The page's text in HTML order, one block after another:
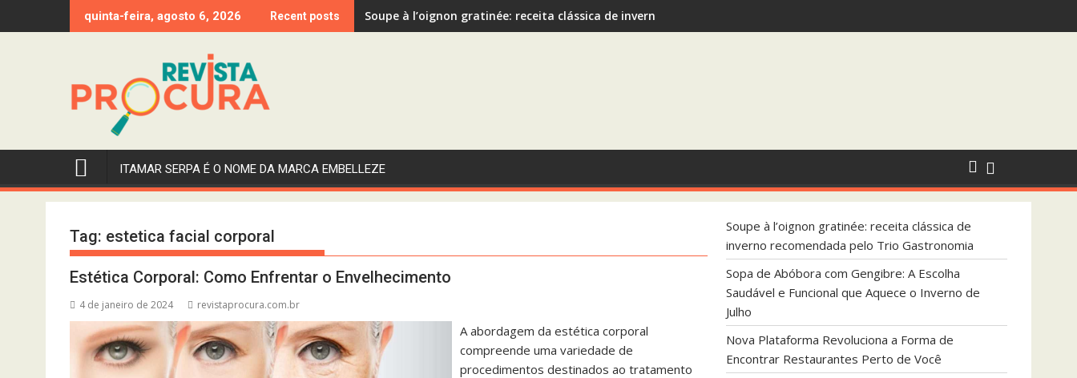
to
quinta-feira, agosto 6, 2026 Recent posts Soupe à l’oignon gratinée: receita clássica de inverno recomendada pelo Trio Gastronomia
Sopa de Abóbora com Gengibre: A Escolha Saudável e Funcional que Aquece o Inverno de Julho
ITAMAR SERPA É O NOME DA MARCA EMBELLEZE
Tag: estetica facial corporal
Estética Corporal: Como Enfrentar o Envelhecimento
4 de janeiro de 2024 revistaprocura.com.br
A abordagem da estética corporal
compreende uma variedade de
procedimentos destinados ao tratamento
Soupe à l’oignon gratinée: receita clássica de
inverno recomendada pelo Trio Gastronomia
Sopa de Abóbora com Gengibre: A Escolha
Saudável e Funcional que Aquece o Inverno de
Julho
Nova Plataforma Revoluciona a Forma de
Encontrar Restaurantes Perto de Você